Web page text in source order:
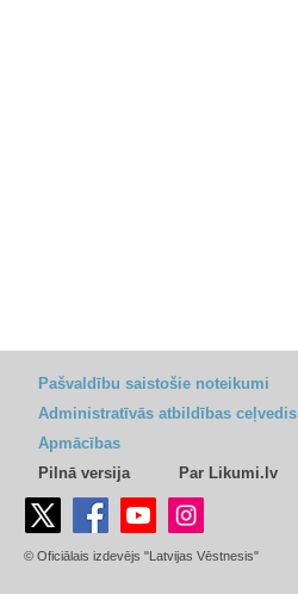
Pašvaldību saistošie noteikumi
Administratīvās atbildības ceļvedis
Apmācības
Pilnā versija
Par Likumi.lv
© Oficiālais izdevējs "Latvijas Vēstnesis"